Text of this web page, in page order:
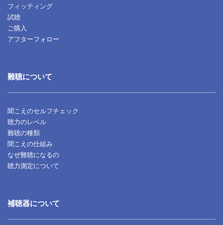
フィッティング
試聴
ご購入
アフターフォロー
難聴について
聞こえのセルフチェック
聴力のレベル
難聴の種類
聞こえの仕組み
なぜ難聴になるの
聴力測定について
補聴器について